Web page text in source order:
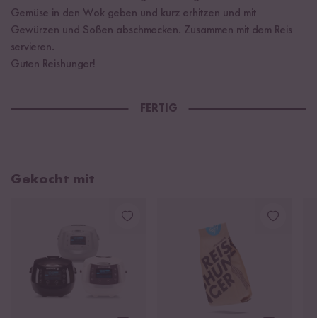
Gemüse in den Wok geben und kurz erhitzen und mit
Gewürzen und Soßen abschmecken. Zusammen mit dem Reis
servieren.
Guten Reishunger!
FERTIG
Gekocht mit